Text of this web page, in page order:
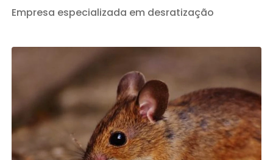
Empresa especializada em desratização